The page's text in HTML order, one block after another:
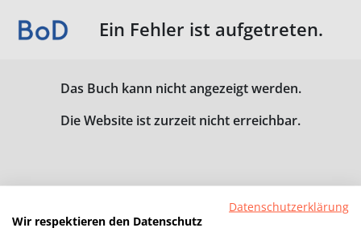
Ein Fehler ist aufgetreten.
Das Buch kann nicht angezeigt werden.
Die Website ist zurzeit nicht erreichbar.
Datenschutzerklärung
Wir respektieren den Datenschutz